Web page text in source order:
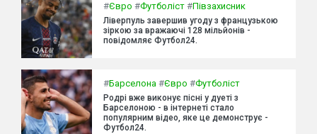
#Євро #Футболіст #Півзахисник
Ліверпуль завершив угоду з французькою
зіркою за вражаючі 128 мільйонів -
повідомляє Футбол24.
#Барселона #Євро #Футболіст
Родрі вже виконує пісні у дуеті з
Барселоною - в інтернеті стало
популярним відео, яке це демонструє -
Футбол24.